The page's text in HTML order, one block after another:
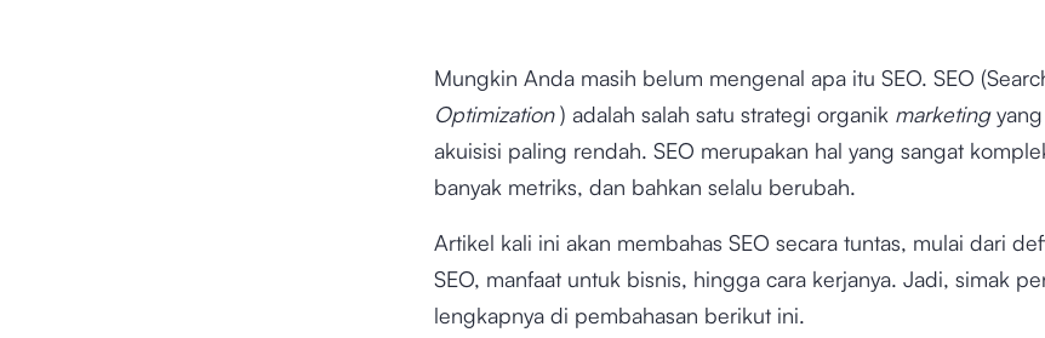
Mungkin Anda masih belum mengenal apa itu SEO. SEO
Optimization) adalah salah satu strategi organik marketingyang
akuisisi paling rendah. SEO merupakan hal yang sangat
banyak metriks, dan bahkan selalu berubah.
Artikel kali ini akan membahas SEO secara tuntas, mulai dari
SEO, manfaat untuk bisnis, hingga cara kerjanya. Jadi, simak
lengkapnya di pembahasan berikut ini.